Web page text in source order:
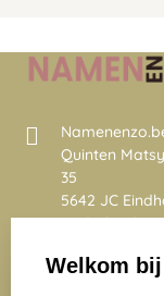
Quinten
35
5642 JC
Nederland
Welkom